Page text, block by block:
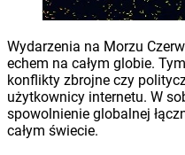
Wydarzenia na Morzu
echem na całym globie.
konflikty zbrojne czy
użytkownicy internetu. W
spowolnienie globalnej
całym świecie.